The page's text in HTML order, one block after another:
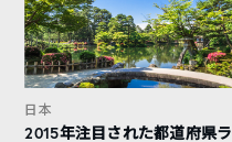
日本
2015年注目された都道府県ラ